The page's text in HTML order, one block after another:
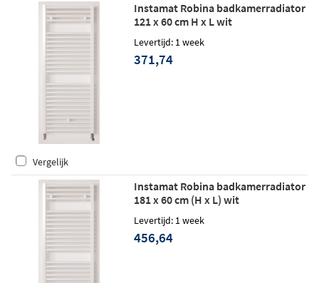
Instamat Robina badkamerradiator
121 x 60 cm H x L wit
Levertijd: 1 week
371,74
Vergelijk
Instamat Robina badkamerradiator
181 x 60 cm (H x L) wit
Levertijd: 1 week
456,64